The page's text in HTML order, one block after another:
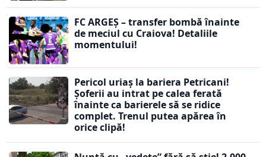
FC ARGEȘ – transfer bombă înainte
de meciul cu Craiova! Detaliile
momentului!
Pericol uriaș la bariera Petricani!
Șoferii au intrat pe calea ferată
înainte ca barierele să se ridice
complet. Trenul putea apărea în
orice clipă!